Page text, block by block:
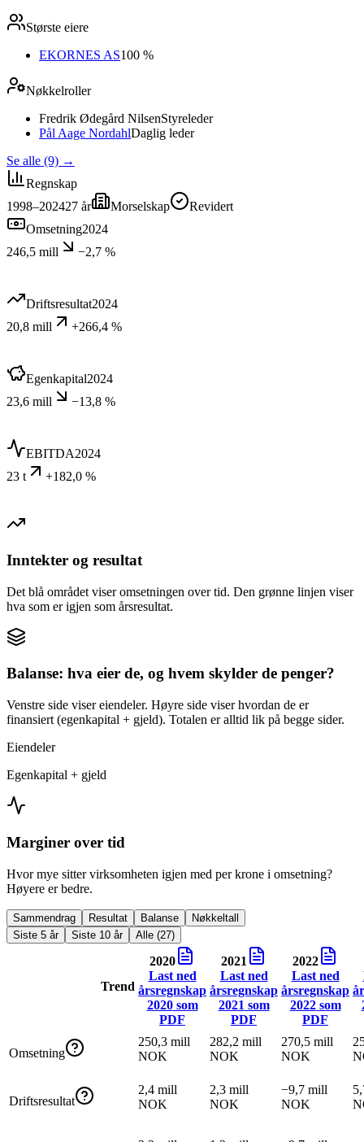
Største eiere
EKORNES AS100 %
Nøkkelroller
Fredrik Ødegård NilsenStyreleder
Pål Aage NordahlDaglig leder
Se alle (9) →
Regnskap
1998–202427 år Morselskap
Revidert
Omsetning2024
246,5 mill
−2,7 %
Driftsresultat2024
20,8 mill
+266,4 %
Egenkapital2024
23,6 mill
−13,8 %
EBITDA2024
23 t
+182,0 %
Inntekter og resultat
Det blå området viser omsetningen over tid. Den grønne linjen viser
hva som er igjen som årsresultat.
Balanse: hva eier de, og hvem skylder de penger?
Venstre side viser eiendeler. Høyre side viser hvordan de er
finansiert (egenkapital + gjeld). Totalen er alltid lik på begge sider.
Eiendeler
Egenkapital + gjeld
Marginer over tid
Hvor mye sitter virksomheten igjen med per krone i omsetning?
Høyere er bedre.
Sammendrag Resultat Balanse
Nøkkeltall
Siste 5 år
Siste 10 år Alle (27)
Trend
2020
Last ned
årsregnskap
2020som
PDF
2021
Last ned
årsregnskap
2021 som
PDF
2022
Last ned
årsregnskap
2022som
PDF
Omsetning
250,3 mill
NOK
282,2 mill
NOK
270,5 mill
NOK
Driftsresultat
2,4 mill
NOK
2,3 mill
NOK
−9,7 mill
NOK